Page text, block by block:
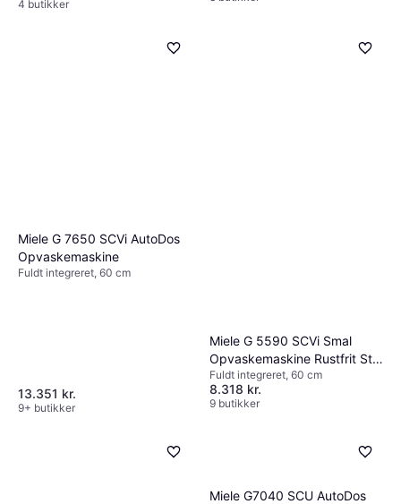
4 butikker
Miele G 7650 SCVi AutoDos
Opvaskemaskine
Fuldt integreret, 60 cm
13.351 kr.
9+ butikker
Miele G 5590 SCVi Smal
Opvaskemaskine Rustfrit Stål
Hvid
Fuldt integreret, 60 cm
8.318 kr.
9 butikker
Miele G7040 SCU AutoDos